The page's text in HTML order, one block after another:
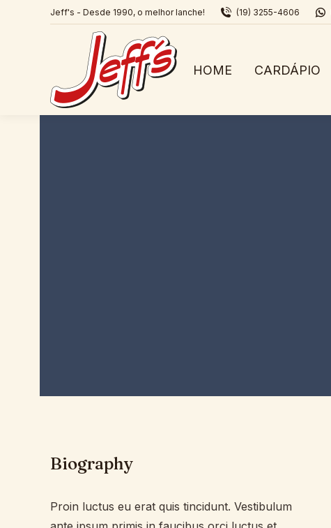
Jeff's - Desde 1990, o melhor lanche! (19) 3255-4606
HOME CARDÁPIO
Biography
Proin luctus eu erat quis tincidunt. Vestibulum